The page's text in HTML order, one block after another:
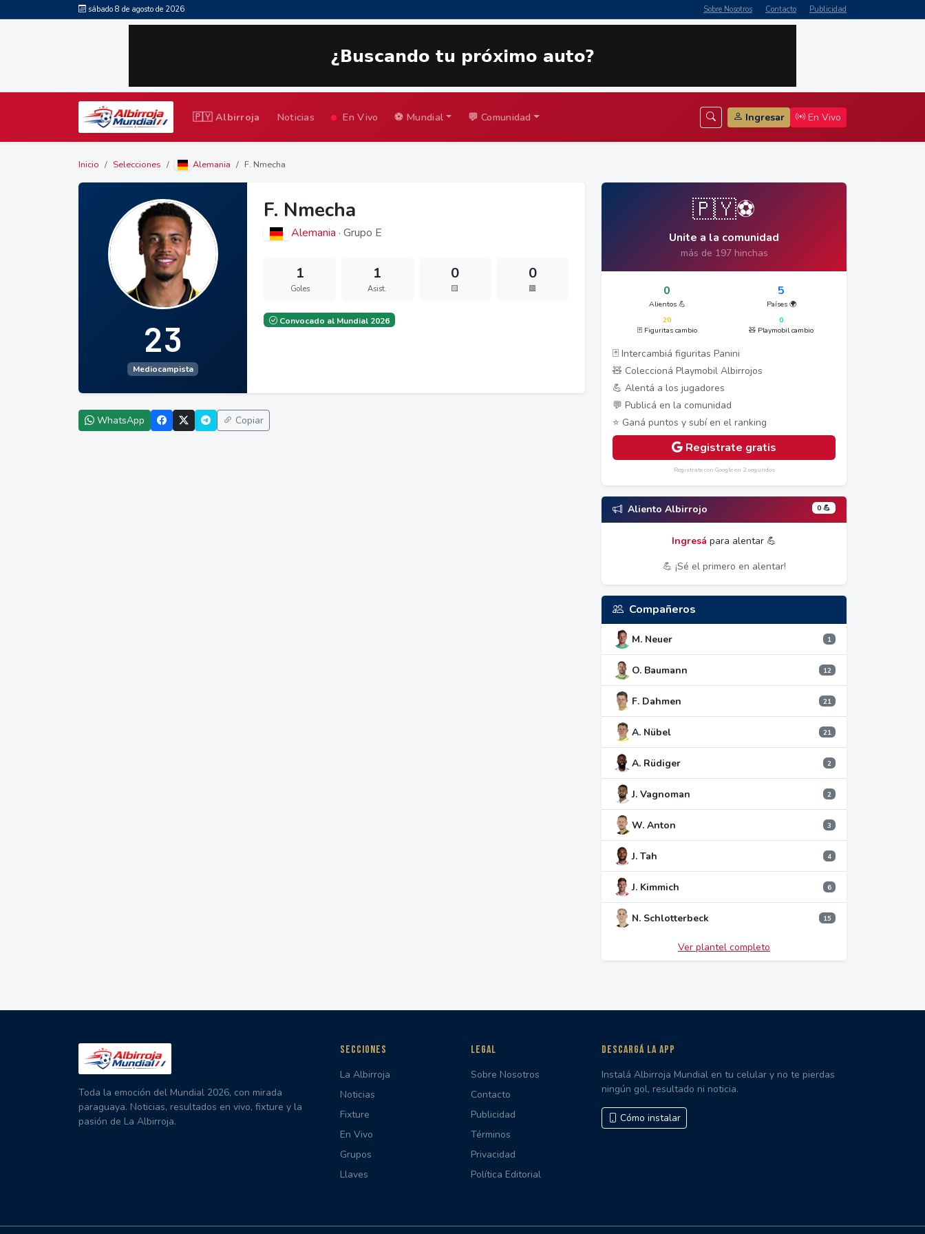
sábado 8 de agosto de 2026 Sobre Nosotros Contacto Publicidad
🇵🇾 Albirroja Noticias En Vivo ⚽ Mundial 💬 Comunidad Ingresar En Vivo
Inicio Selecciones Alemania F. Nmecha
23
Mediocampista
F. Nmecha
Alemania · Grupo E
1
Goles
1
Asist.
0
🟨
0
🟥
Convocado al Mundial 2026
WhatsApp Copiar
🇵🇾⚽
Unite a la comunidad
más de 197 hinchas
0
Alientos 💪
5
Países 🌍
20
🃏 Figuritas cambio
0
🧸 Playmobil cambio
🃏 Intercambiá figuritas Panini
🧸 Coleccioná Playmobil Albirrojos
💪 Alentá a los jugadores
💬 Publicá en la comunidad
⭐ Ganá puntos y subí en el ranking
Registrate gratis
Registrate con Google en 2 segundos
Aliento Albirrojo 0 💪
Ingresá para alentar 💪
💪 ¡Sé el primero en alentar!
Compañeros
M. Neuer 1
O. Baumann 12
F. Dahmen 21
A. Nübel 21
A. Rüdiger 2
J. Vagnoman 2
W. Anton 3
J. Tah 4
J. Kimmich 6
N. Schlotterbeck 15
Ver plantel completo
Toda la emoción del Mundial 2026, con mirada
paraguaya. Noticias, resultados en vivo, fixture y la
pasión de La Albirroja.
SECCIONES
La Albirroja
Noticias
Fixture
En Vivo
Grupos
Llaves
LEGAL
Sobre Nosotros
Contacto
Publicidad
Términos
Privacidad
Política Editorial
DESCARGÁ LA APP
Instalá Albirroja Mundial en tu celular y no te pierdas
ningún gol, resultado ni noticia.
Cómo instalar